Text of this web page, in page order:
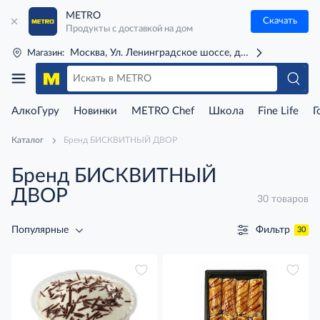
METRO
Продукты с доставкой на дом
Скачать
Магазин: Москва, Ул. Ленинградское шоссе, д. 71Г (м. Речной
АлкоГуру Новинки METRO Chef Школа Fine Life
Каталог Бренд БИСКВИТНЫЙ ДВОР
Бренд БИСКВИТНЫЙ
ДВОР
30 товаров
Популярные Фильтр 30